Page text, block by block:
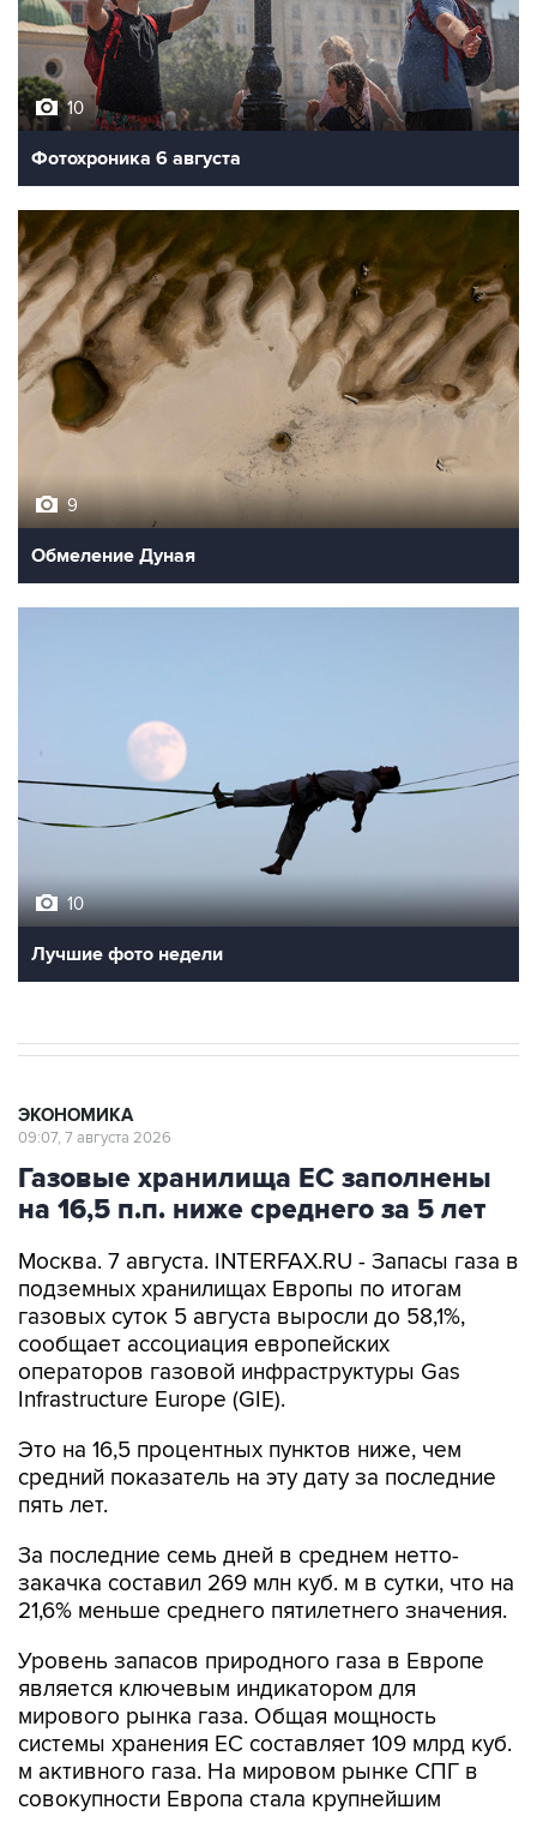
Фотохроника 6 августа
Обмеление Дуная
Лучшие фото недели
Газовые хранилища ЕС заполнены
на 16,5 п.п. ниже среднего за 5 лет
Москва. 7 августа. INTERFAX.RU - Запасы газа в
газовых суток 5 августа выросли до 58,1%,
сообщает ассоциация европейских
операторов газовой инфраструктуры Gas
Infrastructure Europe (GIE).
Это на 16,5 процентных пунктов ниже, чем
пять лет.
За последние семь дней в среднем нетто-
21,6% меньше среднего пятилетнего значения.
Уровень запасов природного газа в Европе
мирового рынка газа. Общая мощность
системы хранения ЕС составляет 109 млрд куб.
м активного газа. На мировом рынке СПГ в
совокупности Европа стала крупнейшим
импортером.